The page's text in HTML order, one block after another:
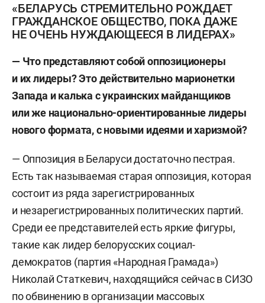
«БЕЛАРУСЬ СТРЕМИТЕЛЬНО РОЖДАЕТ
ГРАЖДАНСКОЕ ОБЩЕСТВО, ПОКА ДАЖЕ
НЕ ОЧЕНЬ НУЖДАЮЩЕЕСЯ В ЛИДЕРАХ»
— Что представляют собой оппозиционеры
и их лидеры? Это действительно марионетки
Запада и калька с украинских майданщиков
или же национально-ориентированные лидеры
нового формата, с новыми идеями и харизмой?
— Оппозиция в Беларуси достаточно пестрая.
Есть так называемая старая оппозиция, которая
состоит из ряда зарегистрированных
и незарегистрированных политических партий.
Среди ее представителей есть яркие фигуры,
такие как лидер белорусских социал-
демократов (партия «Народная Грамада»)
Николай Статкевич, находящийся сейчас в СИЗО
по обвинению в организации массовых